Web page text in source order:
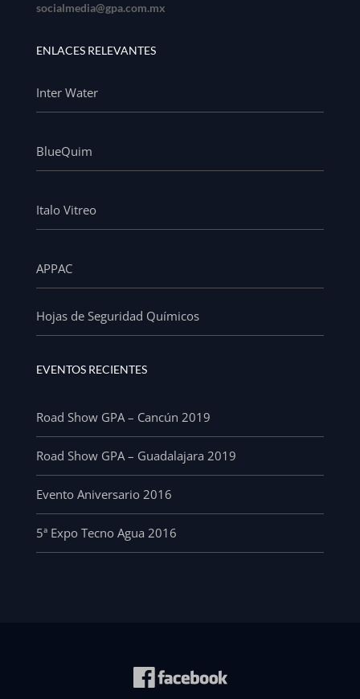
socialmedia@gpa.com.mx
ENLACES RELEVANTES
Inter Water
BlueQuim
Italo Vitreo
APPAC
Hojas de Seguridad Químicos
EVENTOS RECIENTES
Road Show GPA – Cancún 2019
Road Show GPA – Guadalajara 2019
Evento Aniversario 2016
5ª Expo Tecno Agua 2016